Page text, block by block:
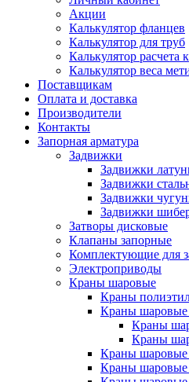
Акции
Калькулятор фланцев
Калькулятор для труб
Калькулятор расчета
Калькулятор веса
Поставщикам
Оплата и доставка
Производители
Контакты
Запорная арматура
Задвижки
Задвижки
Задвижки
Задвижки
Задвижки
Затворы дисковые
Клапаны запорные
Комплектующие для
Электроприводы
Краны шаровые
Краны
Краны шаровые
Краны
Краны
Краны шаровые
Краны шаровые